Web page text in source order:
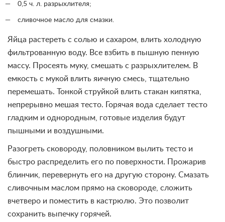
0,5 ч. л. разрыхлителя;
сливочное масло для смазки.
Яйца растереть с солью и сахаром, влить холодную
фильтрованную воду. Все взбить в пышную пенную
массу. Просеять муку, смешать с разрыхлителем. В
емкость с мукой влить яичную смесь, тщательно
перемешать. Тонкой струйкой влить стакан кипятка,
непрерывно мешая тесто. Горячая вода сделает тесто
гладким и однородным, готовые изделия будут
пышными и воздушными.
Разогреть сковороду, половником вылить тесто и
быстро распределить его по поверхности. Прожарив
блинчик, перевернуть его на другую сторону. Смазать
сливочным маслом прямо на сковороде, сложить
вчетверо и поместить в кастрюлю. Это позволит
сохранить выпечку горячей.